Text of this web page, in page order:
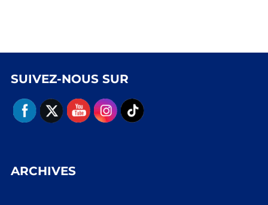
SUIVEZ-NOUS SUR
ARCHIVES